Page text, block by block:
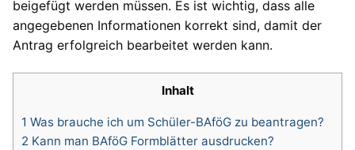
beigefügt werden müssen. Es ist wichtig, dass alle
angegebenen Informationen korrekt sind, damit der
Antrag erfolgreich bearbeitet werden kann.
Inhalt
1 Was brauche ich um Schüler-BAföG zu beantragen?
2 Kann man BAföG Formblätter ausdrucken?